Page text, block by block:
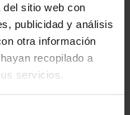
del sitio web con
publicidad y análisis
otra información
recopilado a
servicios.